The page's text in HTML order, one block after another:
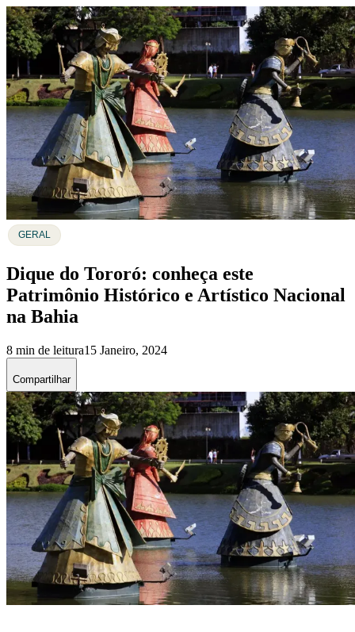
GERAL
Dique do Tororó: conheça este
Patrimônio Histórico e Artístico Nacional
na Bahia
8 min de leitura15 Janeiro, 2024
Compartilhar